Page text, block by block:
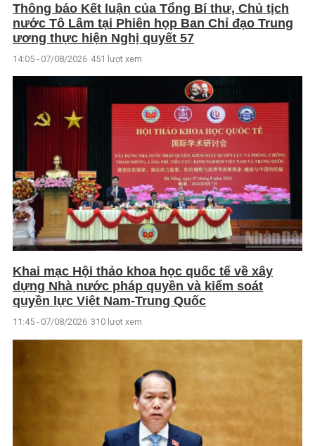
Thông báo Kết luận của Tổng Bí thư, Chủ tịch
nước Tô Lâm tại Phiên họp Ban Chỉ đạo Trung
ương thực hiện Nghị quyết 57
14:05 - 07/08/2026 451 lượt xem
Khai mạc Hội thảo khoa học quốc tế về xây
dựng Nhà nước pháp quyền và kiểm soát
quyền lực Việt Nam-Trung Quốc
11:45 - 07/08/2026 310 lượt xem